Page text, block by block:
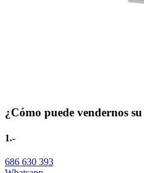
¿Cómo puede vendernos
1.-
686 630 393